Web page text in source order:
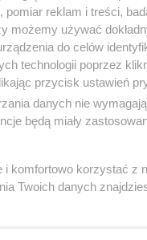
ze wszystkich
siękable
w
to, że w
się podnosi,
dzięki czemu
krytych papą.
reklam i treści,
możemy używać
do celów
technologii poprzez
przycisk ustawień
danych nie
będą miały
i komfortowo korzystać z
Twoich danych